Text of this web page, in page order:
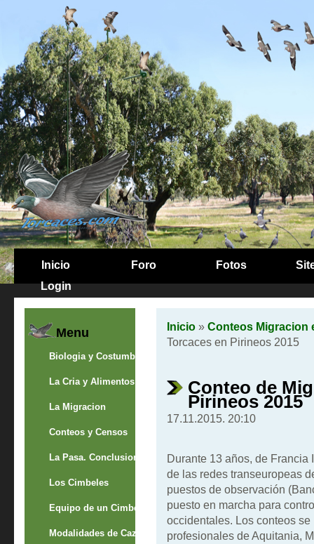
Inicio Foro Fotos
Login
Menu
Biologia y Costumbres
La Cria y Alimentos
La Migracion
Conteos y Censos
La Pasa. Conclusion
Los Cimbeles
Equipo de un Cimbelero
Modalidades de Caza
Inicio» Conteos Migracion
Torcaces en Pirineos 2015
Conteo de
Pirineos 2015
17.11.2015. 20:10
Durante 13 años, de
de las redes transeuropeas
puestos de observación
puesto en marcha para
occidentales. Los conteos
profesionales de Aquitania,